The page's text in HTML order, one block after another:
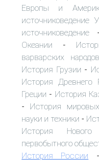
Европы и
источниковедение
источниковедение
Океании -
варварских народов
История Грузии -
История Древнего
Греции - История
- История
науки и техники -
История Нового
первобытного
История России